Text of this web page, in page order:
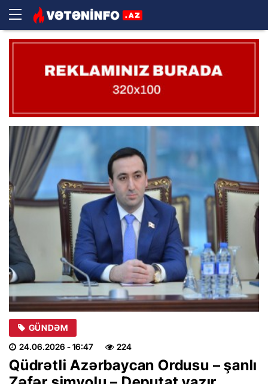
GÜNDƏM
24.06.2026 - 16:47 224
Qüdrətli Azərbaycan Ordusu – şanlı